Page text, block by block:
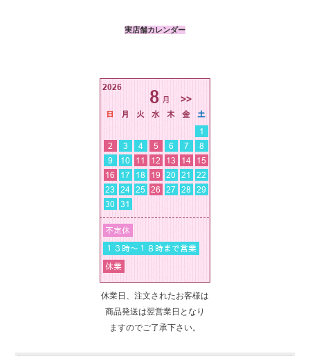
実店舗カレンダー
休業日、注文されたお客様は
商品発送は翌営業日となり
ますのでご了承下さい。